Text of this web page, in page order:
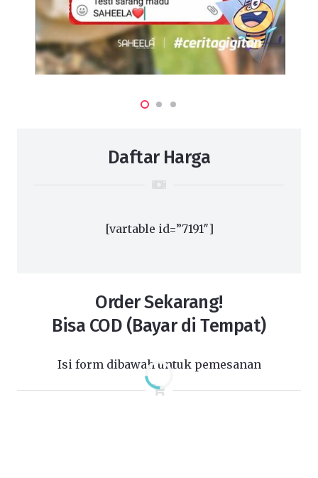
Daftar Harga
[vartable id=”7191″]
Order Sekarang!
Bisa COD (Bayar di Tempat)
Isi form dibawah untuk pemesanan